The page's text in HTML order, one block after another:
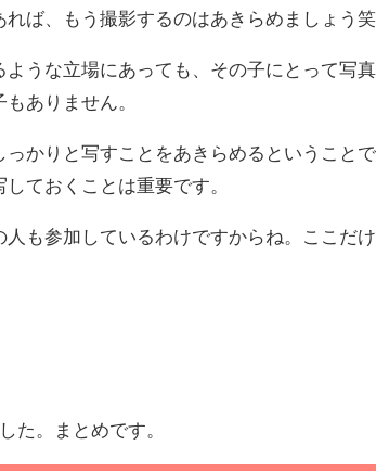
れば、もう撮影するのはあきらめましょう笑
ような立場にあっても、その子にとって写
ありません。
っかりと写すことをあきらめるということ
ておくことは重要です。
人も参加しているわけですからね。ここだ
た。まとめです。